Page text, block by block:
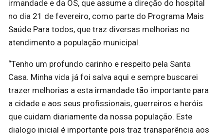
irmandade e da OS, que assume a direção do hospital
no dia 21 de fevereiro, como parte do Programa Mais
Saúde Para todos, que traz diversas melhorias no
atendimento a população municipal.
“Tenho um profundo carinho e respeito pela Santa
Casa. Minha vida já foi salva aqui e sempre buscarei
trazer melhorias a esta irmandade tão importante para
a cidade e aos seus profissionais, guerreiros e heróis
que cuidam diariamente da nossa população. Este
dialogo inicial é importante pois traz transparência aos